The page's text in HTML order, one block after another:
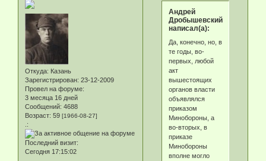
Откуда: Казань
Зарегистрирован: 23-12-2009
Провел на форуме:
3 месяца 16 дней
Сообщений: 4688
Возраст: 59 [1966-08-27]
.:
Последний визит:
Сегодня 17:15:02
Андрей
Дробышевский
написал(а):
Да, конечно, но, в
те годы, во-
первых, любой
акт
вышестоящих
органов власти
объявлялся
приказом
Минобороны, а
во-вторых, в
приказе
Минобороны
вполне могло